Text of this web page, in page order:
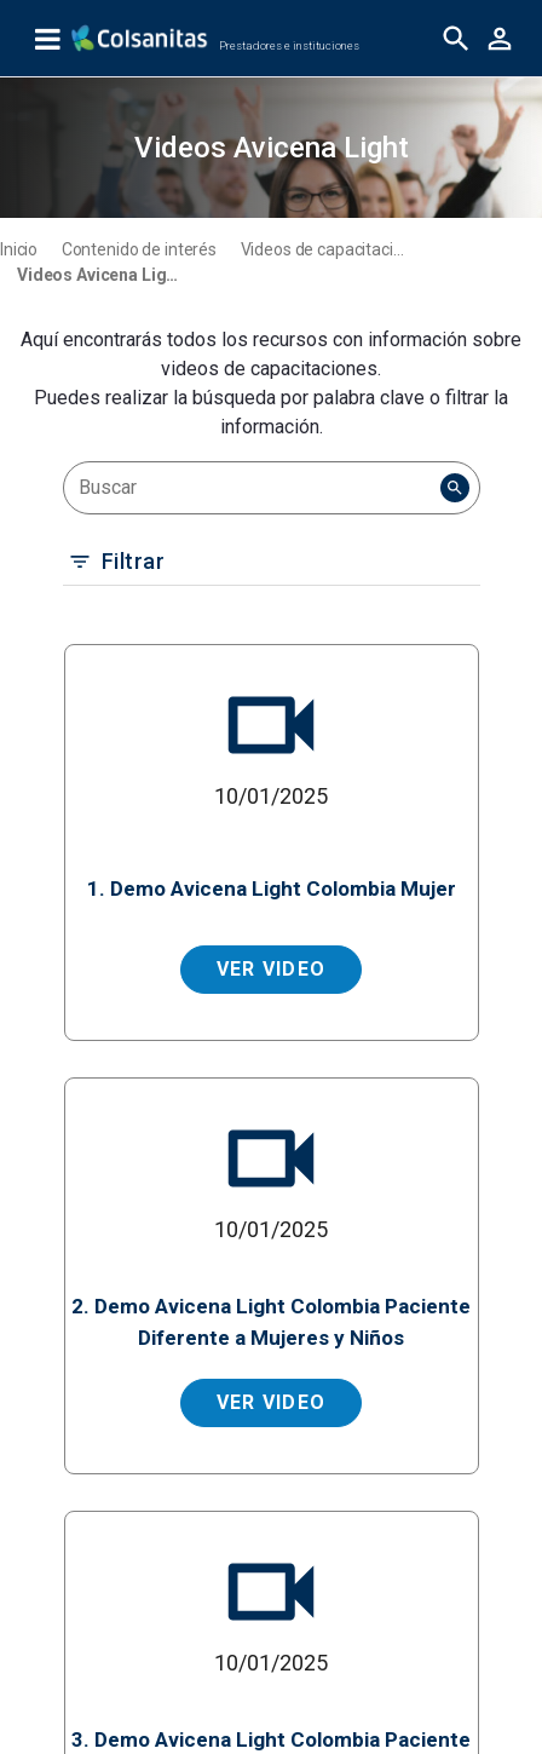
Saltar al contenido principal
Prestadores e instituciones
Videos Avicena Light
Videos Avicena Light
Inicio Contenido de interés
Videos Avicena Light
Aquí encontrarás todos los recursos con información sobre
videos de capacitaciones.
Puedes realizar la búsqueda por palabra clave o filtrar la
información.
Filtrar
10/01/2025
1. Demo Avicena Light Colombia Mujer
VER VIDEO
10/01/2025
2. Demo Avicena Light Colombia Paciente
Diferente a Mujeres y Niños
VER VIDEO
10/01/2025
3. Demo Avicena Light Colombia Paciente